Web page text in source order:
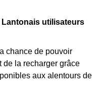
utilisateurs
chance de pouvoir
de la recharger grâce
aux alentours de